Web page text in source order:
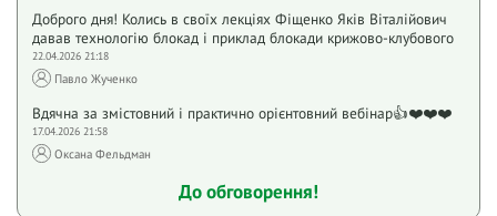
Доброго дня! Колись в своїх лекціях Фіщенко Яків Віталійович
давав технологію блокад і приклад блокади крижово-клубового
22.04.2026 21:18
Павло Жученко
Вдячна за змістовний і практично орієнтовний вебінар👍❤️❤️❤️
17.04.2026 21:58
Оксана Фельдман
До обговорення!